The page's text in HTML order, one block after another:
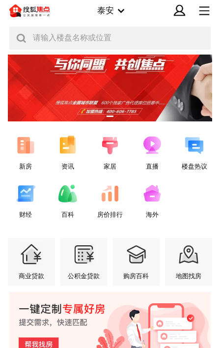
泰安
请输入楼盘名称或位置
新房 资讯 家居 直播 楼盘热议
财经 百科 房价排行 海外
商业贷款 公积金贷款 购房百科 地图找房